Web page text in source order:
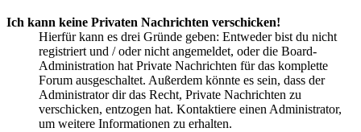
Ich kann keine Privaten Nachrichten verschicken!
Hierfür kann es drei Gründe geben: Entweder bist du nicht
registriert und / oder nicht angemeldet, oder die Board-
Administration hat Private Nachrichten für das komplette
Forum ausgeschaltet. Außerdem könnte es sein, dass der
Administrator dir das Recht, Private Nachrichten zu
verschicken, entzogen hat. Kontaktiere einen Administrator,
um weitere Informationen zu erhalten.